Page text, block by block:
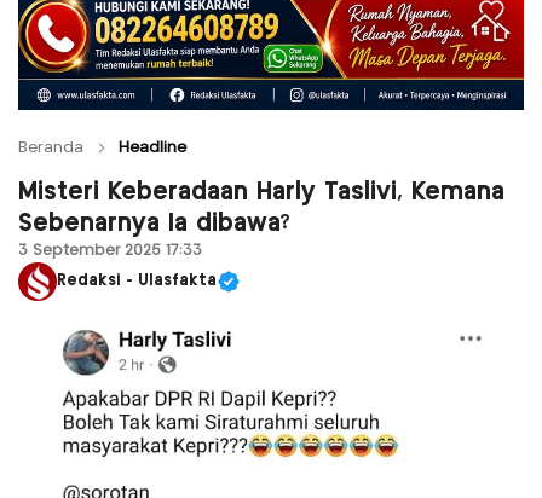
Beranda Headline
Misteri Keberadaan Harly Taslivi, Kemana
Sebenarnya Ia dibawa?
3 September 2025 17:33
Redaksi - Ulasfakta